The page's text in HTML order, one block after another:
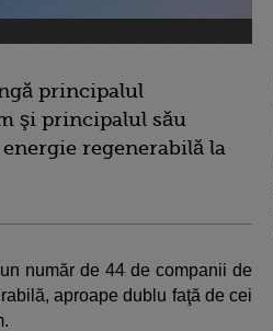
principalul
şi principalul său
regenerabilă la
număr de 44 de companii de
aproape dublu faţă de cei